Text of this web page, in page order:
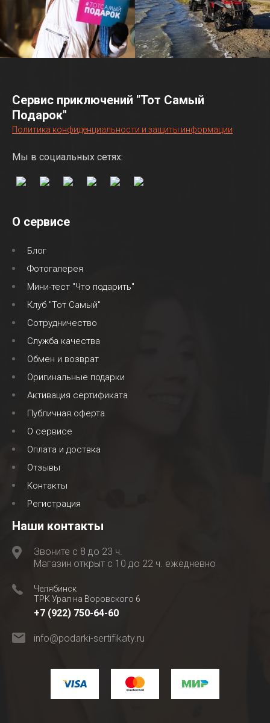
Сервис приключений "Тот Самый
Подарок"
Политика конфиденциальности и защиты информации
Мы в социальных сетях:
О сервисе
Блог
Фотогалерея
Мини-тест "Что подарить"
Клуб "Тот Самый"
Сотрудничество
Служба качества
Обмен и возврат
Оригинальные подарки
Активация сертификата
Публичная оферта
О сервисе
Оплата и доствка
Отзывы
Контакты
Регистрация
Наши контакты
Звоните с 8 до 23 ч.
Магазин открыт с 10 до 22 ч. ежедневно
Челябинск
ТРК Урал на Воровского 6
+7 (922) 750-64-60
info@podarki-sertifikaty.ru